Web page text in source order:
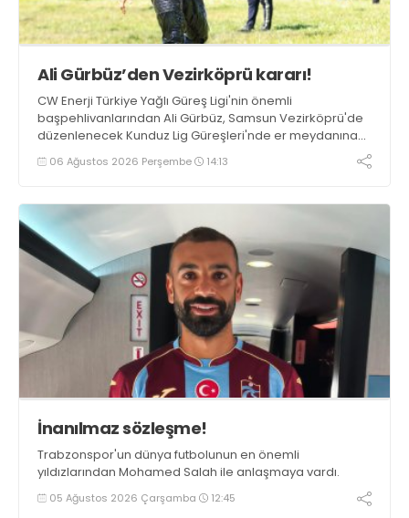
Ali Gürbüz’den Vezirköprü kararı!
CW Enerji Türkiye Yağlı Güreş Ligi'nin önemli
başpehlivanlarından Ali Gürbüz, Samsun Vezirköprü'de
düzenlenecek Kunduz Lig Güreşleri'nde er meydanına
çıkmayacak.
06 Ağustos 2026 Perşembe 14:13
İnanılmaz sözleşme!
Trabzonspor'un dünya futbolunun en önemli
yıldızlarından Mohamed Salah ile anlaşmaya vardı.
05 Ağustos 2026 Çarşamba 12:45